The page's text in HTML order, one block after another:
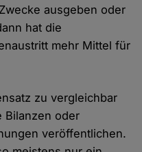
ausgeben oder
hat die
mehr Mittel für
zu vergleichbar
Bilanzen oder
veröffentlichen.